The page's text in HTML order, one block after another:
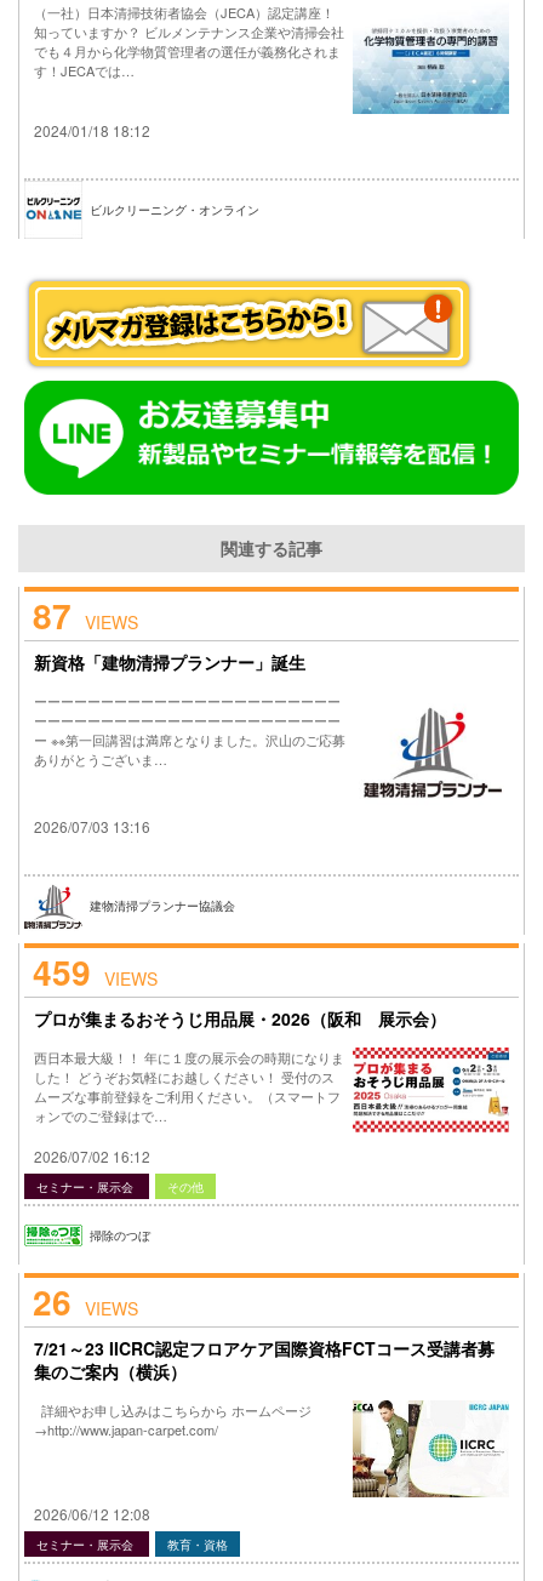
（一社）日本清掃技術者協会（JECA）認定講座！
知っていますか？ ビルメンテナンス企業や清掃会社
でも４月から化学物質管理者の選任が義務化されま
す！JECAでは…
2024/01/18 18:12
ビルクリーニング・オンライン
関連する記事
87 VIEWS
新資格「建物清掃プランナー」誕生
ーーーーーーーーーーーーーーーーーーーーーーー
ーーーーーーーーーーーーーーーーーーーーーーー
ー ※※第一回講習は満席となりました。沢山のご応募
ありがとうございま…
2026/07/03 13:16
建物清掃プランナー協議会
459 VIEWS
プロが集まるおそうじ用品展・2026（阪和 展示会）
西日本最大級！！ 年に１度の展示会の時期になりま
した！ どうぞお気軽にお越しください！ 受付のス
ムーズな事前登録をご利用ください。（スマートフ
ォンでのご登録はで…
2026/07/02 16:12
セミナー・展示会 その他
掃除のつぼ
26 VIEWS
7/21～23 IICRC認定フロアケア国際資格FCTコース受講者募
集のご案内（横浜）
詳細やお申し込みはこちらから ホームページ
→http://www.japan-carpet.com/
2026/06/12 12:08
セミナー・展示会 教育・資格